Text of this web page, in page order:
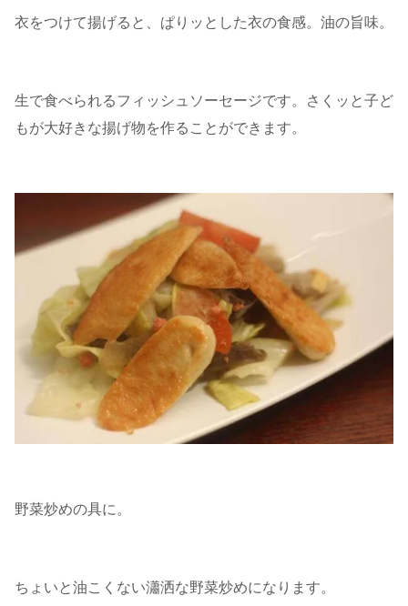
衣をつけて揚げると、ぱりッとした衣の食感。油の旨味。
生で食べられるフィッシュソーセージです。さくッと子ど
もが大好きな揚げ物を作ることができます。
野菜炒めの具に。
ちょいと油こくない瀟洒な野菜炒めになります。